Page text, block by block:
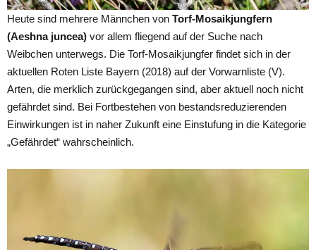
Heute sind mehrere Männchen von Torf-Mosaikjungfern
(Aeshna juncea) vor allem fliegend auf der Suche nach
Weibchen unterwegs. Die Torf-Mosaikjungfer findet sich in der
aktuellen Roten Liste Bayern (2018) auf der Vorwarnliste (V).
Arten, die merklich zurückgegangen sind, aber aktuell noch nicht
gefährdet sind. Bei Fortbestehen von bestandsreduzierenden
Einwirkungen ist in naher Zukunft eine Einstufung in die Kategorie
„Gefährdet“ wahrscheinlich.